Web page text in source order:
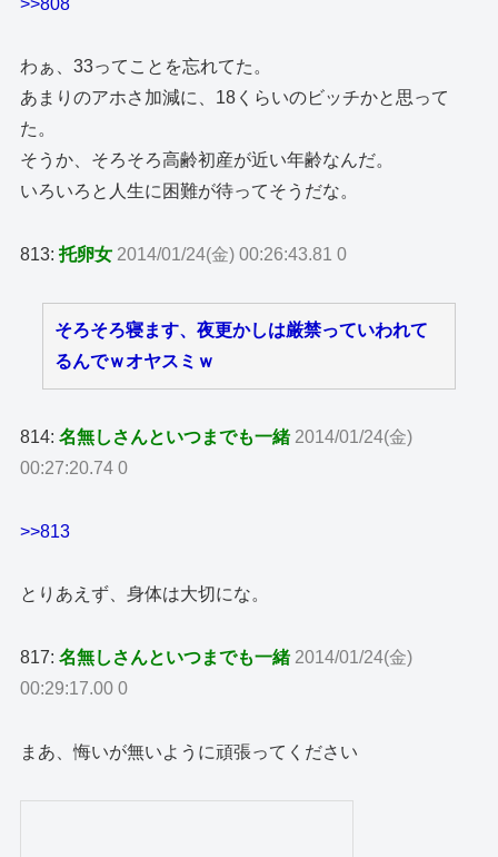
わぁ、33ってことを忘れてた。
あまりのアホさ加減に、18くらいのビッチかと思って
た。
そうか、そろそろ高齢初産が近い年齢なんだ。
いろいろと人生に困難が待ってそうだな。
813:托卵女 2014/01/24(金) 00:26:43.81 0
そろそろ寝ます、夜更かしは厳禁っていわれて
るんでｗオヤスミｗ
814:名無しさんといつまでも一緒 2014/01/24(金)
00:27:20.74 0
>>813
とりあえず、身体は大切にな。
817:名無しさんといつまでも一緒 2014/01/24(金)
00:29:17.00 0
まあ、悔いが無いように頑張ってください